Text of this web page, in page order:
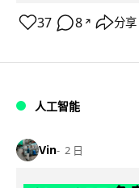
37 8 ↗ 分享
人工智能
Vin 2 日